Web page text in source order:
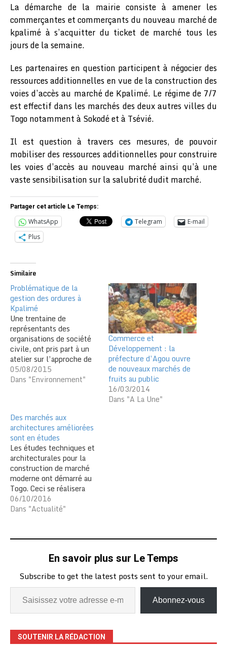
La démarche de la mairie consiste à amener les
commerçantes et commerçants du nouveau marché de
kpalimé à s’acquitter du ticket de marché tous les
jours de la semaine.
Les partenaires en question participent à négocier des
ressources additionnelles en vue de la construction des
voies d’accès au marché de Kpalimé. Le régime de 7/7
est effectif dans les marchés des deux autres villes du
Togo notamment à Sokodé et à Tsévié.
Il est question à travers ces mesures, de pouvoir
mobiliser des ressources additionnelles pour construire
les voies d’accès au nouveau marché ainsi qu’à une
vaste sensibilisation sur la salubrité dudit marché.
Partager cet article Le Temps:
WhatsApp Telegram
E-mail
Plus
Similaire
Problématique de la
gestion des ordures à
Kpalimé
Une trentaine de
représentants des
organisations de société
civile, ont pris part à un
atelier sur l’approche de
perception et de gestion
des ordures dans les
Diverses OSC travaillant
dans la salubrité, les CDQ,
des femmes du grand
marché ont…
05/08/2015
Dans "Environnement"
Commerce et
Développement : la
préfecture d’Agou ouvre
de nouveaux marchés de
fruits au public
16/03/2014
Dans "A La Une"
Des marchés aux
architectures améliorées
sont en études
Les études techniques et
architecturales pour la
construction de marché
moderne ont démarré au
Togo. Ceci se réalisera
dans le cadre des «
construction et
économiques prioritaires »
allemand de la
et du développement
(BMZ). Les villes de
Kpalimé, Tsévié et
Sokodé seront…
06/10/2016
Dans "Actualité"
En savoir plus sur Le Temps
Subscribe to get the latest posts sent to your email.
Abonnez-vous
SOUTENIR LA RÉDACTION